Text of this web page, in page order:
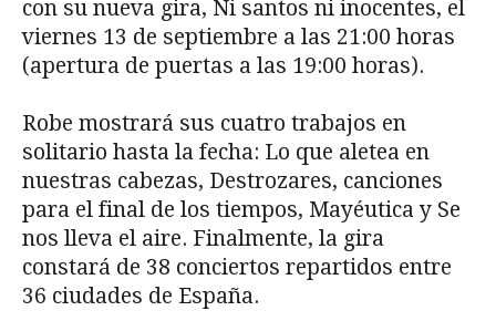
con su nueva gira, Ni santos ni inocentes, el
viernes 13 de septiembre a las 21:00 horas
(apertura de puertas a las 19:00 horas).
Robe mostrará sus cuatro trabajos en
solitario hasta la fecha: Lo que aletea en
nuestras cabezas, Destrozares, canciones
para el final de los tiempos, Mayéutica y Se
nos lleva el aire. Finalmente, la gira
constará de 38 conciertos repartidos entre
36 ciudades de España.